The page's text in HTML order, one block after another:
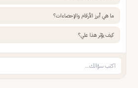
ما هي أبرز الأرقام والإحصاءات؟
كيف يؤثر هذا علي؟